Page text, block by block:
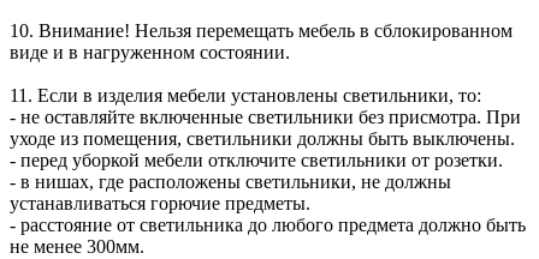
10. Внимание! Нельзя перемещать мебель в сблокированном
виде и в нагруженном состоянии.
11. Если в изделия мебели установлены светильники, то:
- не оставляйте включенные светильники без присмотра. При
уходе из помещения, светильники должны быть выключены.
- перед уборкой мебели отключите светильники от розетки.
- в нишах, где расположены светильники, не должны
устанавливаться горючие предметы.
- расстояние от светильника до любого предмета должно быть
не менее 300мм.